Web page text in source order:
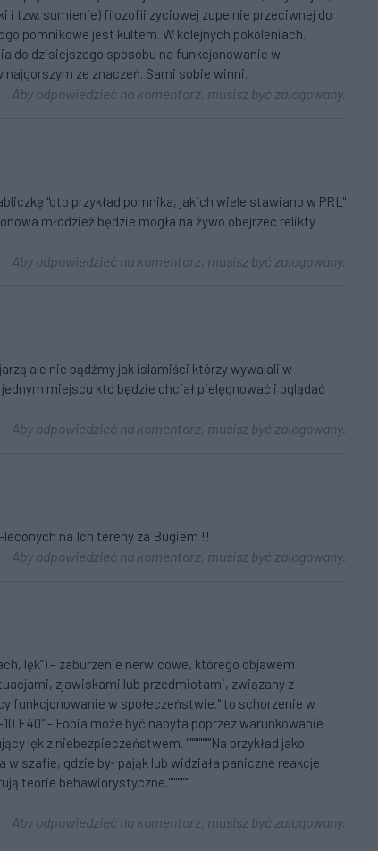
i tzw. sumienie) filozofii zyciowej zupelnie przeciwnej do
pomnikowe jest kultem. W kolejnych pokoleniach.
do dzisiejszego sposobu na funkcjonowanie w
ze znaczeń. Sami sobie winni.
Aby odpowiedzieć na komentarz, musisz być zalogowany.
"oto przykład pomnika, jakich wiele stawiano w PRL"
młodzież będzie mogła na żywo obejrzec relikty
Aby odpowiedzieć na komentarz, musisz być zalogowany.
ale nie bądźmy jak islamiści którzy wywalali w
miejscu kto będzie chciał pielęgnować i oglądać
Aby odpowiedzieć na komentarz, musisz być zalogowany.
na Ich tereny za Bugiem !!
Aby odpowiedzieć na komentarz, musisz być zalogowany.
lęk”) – zaburzenie nerwicowe, którego objawem
zjawiskami lub przedmiotami, związany z
funkcjonowanie w społeczeństwie." to schorzenie w
F40" - Fobia może być nabyta poprzez warunkowanie
lęk z niebezpieczeństwem. """""""Na przykład jako
szafie, gdzie był pająk lub widziała paniczne reakcje
teorie behawiorystyczne.""""""
Aby odpowiedzieć na komentarz, musisz być zalogowany.